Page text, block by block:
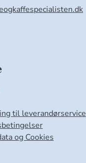
til leverandørservice
og Cookies